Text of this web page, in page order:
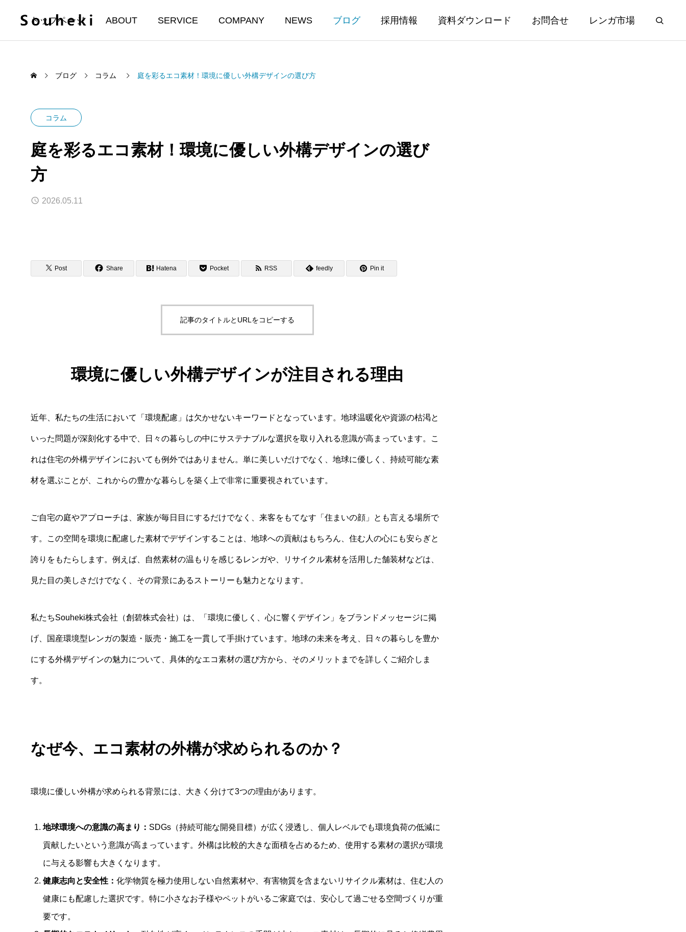
トップページ ABOUT SERVICE COMPANY NEWS ブログ 採用情報 資料ダウンロード お問合せ レンガ市場
ブログ コラム 庭を彩るエコ素材！環境に優しい外構デザインの選び方
コラム
庭を彩るエコ素材！環境に優しい外構デザインの選び
方
2026.05.11
Post Share Hatena Pocket RSS feedly Pin it
記事のタイトルとURLをコピーする
環境に優しい外構デザインが注目される理由
近年、私たちの生活において「環境配慮」は欠かせないキーワードとなっています。地球温暖化や資源の枯渇と
いった問題が深刻化する中で、日々の暮らしの中にサステナブルな選択を取り入れる意識が高まっています。こ
れは住宅の外構デザインにおいても例外ではありません。単に美しいだけでなく、地球に優しく、持続可能な素
材を選ぶことが、これからの豊かな暮らしを築く上で非常に重要視されています。
ご自宅の庭やアプローチは、家族が毎日目にするだけでなく、来客をもてなす「住まいの顔」とも言える場所で
す。この空間を環境に配慮した素材でデザインすることは、地球への貢献はもちろん、住む人の心にも安らぎと
誇りをもたらします。例えば、自然素材の温もりを感じるレンガや、リサイクル素材を活用した舗装材などは、
見た目の美しさだけでなく、その背景にあるストーリーも魅力となります。
私たちSouheki株式会社（創碧株式会社）は、「環境に優しく、心に響くデザイン」をブランドメッセージに掲
げ、国産環境型レンガの製造・販売・施工を一貫して手掛けています。地球の未来を考え、日々の暮らしを豊か
にする外構デザインの魅力について、具体的なエコ素材の選び方から、そのメリットまでを詳しくご紹介しま
す。
なぜ今、エコ素材の外構が求められるのか？
環境に優しい外構が求められる背景には、大きく分けて3つの理由があります。
地球環境への意識の高まり： SDGs（持続可能な開発目標）が広く浸透し、個人レベルでも環境負荷の低減に
貢献したいという意識が高まっています。外構は比較的大きな面積を占めるため、使用する素材の選択が環境
に与える影響も大きくなります。
健康志向と安全性： 化学物質を極力使用しない自然素材や、有害物質を含まないリサイクル素材は、住む人の
健康にも配慮した選択です。特に小さなお子様やペットがいるご家庭では、安心して過ごせる空間づくりが重
要です。